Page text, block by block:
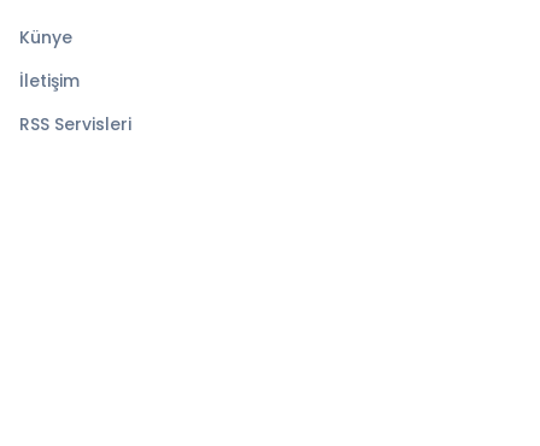
Künye
İletişim
RSS Servisleri